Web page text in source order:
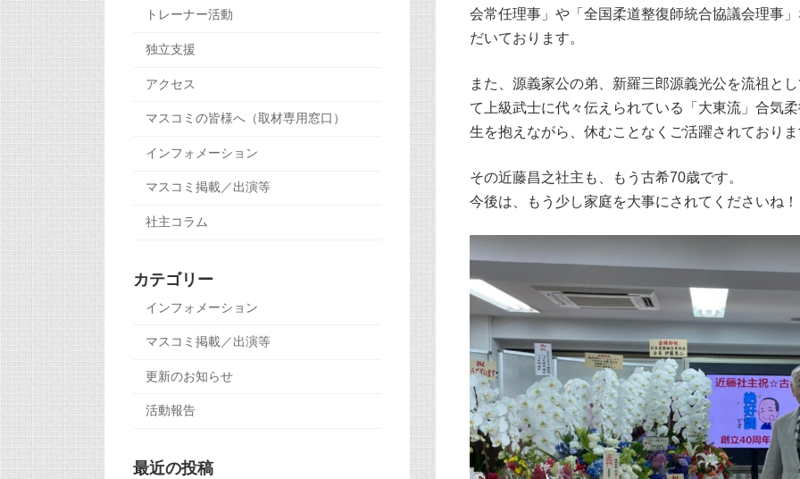
会常任理事」や「全国柔道整復師統合協議会理事
だいております。
また、源義家公の弟、新羅三郎源義光公を流祖と
て上級武士に代々伝えられている「大東流」合気
生を抱えながら、休むことなくご活躍されており
その近藤昌之社主も、もう古希70歳です。
今後は、もう少し家庭を大事にされてくださいね！
トレーナー活動
独立支援
アクセス
マスコミの皆様へ（取材専用窓口）
インフォメーション
マスコミ掲載／出演等
社主コラム
カテゴリー
インフォメーション
マスコミ掲載／出演等
更新のお知らせ
活動報告
最近の投稿